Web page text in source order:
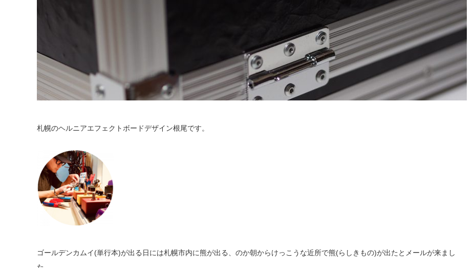
札幌のヘルニアエフェクトボードデザイン根尾です。
ゴールデンカムイ(単行本)が出る日には札幌市内に熊が出る、のか朝からけっこうな近所で熊(らしきもの)が出たとメールが来まし